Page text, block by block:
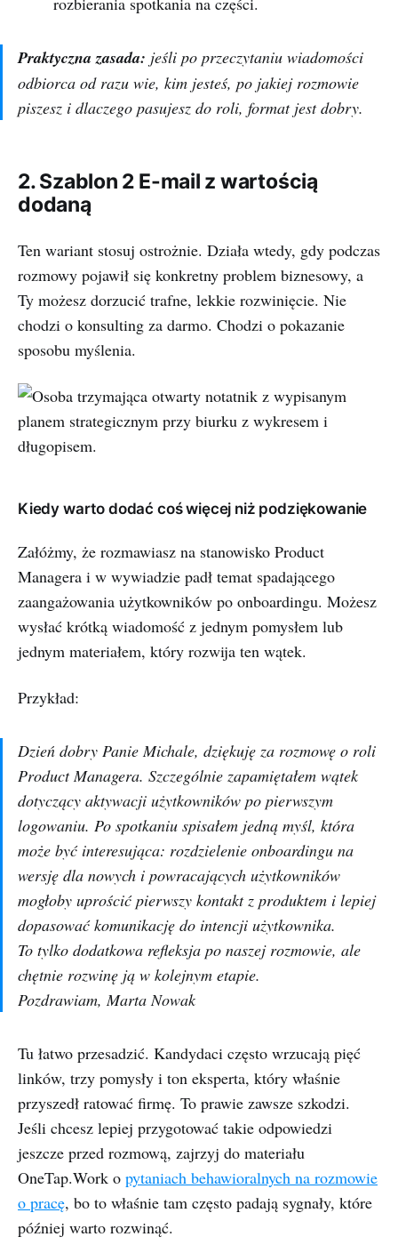
Praktyczna zasada: jeśli po przeczytaniu wiadomości
odbiorca od razu wie, kim jesteś, po jakiej rozmowie
piszesz i dlaczego pasujesz do roli, format jest dobry.
2. Szablon 2 E-mail z wartością
dodaną
Ten wariant stosuj ostrożnie. Działa wtedy, gdy podczas
rozmowy pojawił się konkretny problem biznesowy, a
Ty możesz dorzucić trafne, lekkie rozwinięcie. Nie
chodzi o konsulting za darmo. Chodzi o pokazanie
sposobu myślenia.
Kiedy warto dodać coś więcej niż podziękowanie
Załóżmy, że rozmawiasz na stanowisko Product
Managera i w wywiadzie padł temat spadającego
zaangażowania użytkowników po onboardingu. Możesz
wysłać krótką wiadomość z jednym pomysłem lub
jednym materiałem, który rozwija ten wątek.
Przykład:
Dzień dobry Panie Michale, dziękuję za rozmowę o roli
Product Managera. Szczególnie zapamiętałem wątek
dotyczący aktywacji użytkowników po pierwszym
logowaniu. Po spotkaniu spisałem jedną myśl, która
może być interesująca: rozdzielenie onboardingu na
wersję dla nowych i powracających użytkowników
mogłoby uprościć pierwszy kontakt z produktem i lepiej
dopasować komunikację do intencji użytkownika.
To tylko dodatkowa refleksja po naszej rozmowie, ale
chętnie rozwinę ją w kolejnym etapie.
Pozdrawiam, Marta Nowak
Tu łatwo przesadzić. Kandydaci często wrzucają pięć
linków, trzy pomysły i ton eksperta, który właśnie
przyszedł ratować firmę. To prawie zawsze szkodzi.
Jeśli chcesz lepiej przygotować takie odpowiedzi
jeszcze przed rozmową, zajrzyj do materiału
OneTap.Work o pytaniach behawioralnych na rozmowie
o pracę, bo to właśnie tam często padają sygnały, które
później warto rozwinąć.